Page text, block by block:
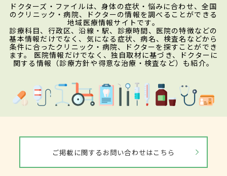
ドクターズ・ファイルは、身体の症状・悩みに合わせ、全国
のクリニック・病院、ドクターの情報を調べることができる
地域医療情報サイトです。
診療科目、行政区、沿線・駅、診療時間、医院の特徴などの
基本情報だけでなく、気になる症状、病名、検査名などから
条件に合ったクリニック・病院、ドクターを探すことができ
ます。 医院情報だけでなく、独自取材に基づき、ドクターに
関する情報（診療方針や得意な治療・検査など）も紹介。
ご掲載に関するお問い合わせはこちら